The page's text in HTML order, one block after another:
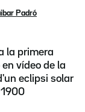
Padró
la primera
vídeo de la
eclipsi solar